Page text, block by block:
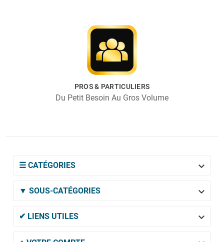
PROS & PARTICULIERS
Du Petit Besoin Au Gros Volume
☰ CATÉGORIES 
▼ SOUS-CATÉGORIES 
✔ LIENS UTILES 